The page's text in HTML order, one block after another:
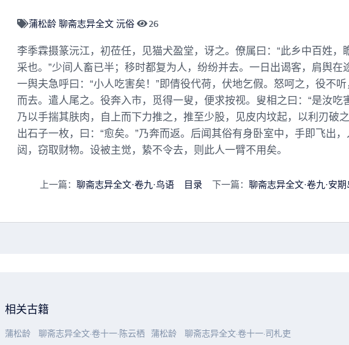
蒲松龄 聊斋志异全文 沅俗 26
李季霖摄篆沅江，初莅任，见猫犬盈堂，讶之。僚属曰：“此乡中百姓，
采也。”少间人畜已半；移时都复为人，纷纷并去。一日出谒客，肩舆在
一舆夫急呼曰：“小人吃害矣！”即倩役代荷，伏地乞假。怒呵之，役不
而去。遣人尾之。役奔入市，觅得一叟，便求按视。叟相之曰：“是汝吃
乃以手揣其肤肉，自上而下力推之，推至少股，见皮内坟起，以利刃破
出石子一枚，曰：“愈矣。”乃奔而返。后闻其俗有身卧室中，手即飞出，
闼，窃取财物。设被主觉，絷不令去，则此人一臂不用矣。
上一篇： 聊斋志异全文·卷九·鸟语 目录 下一篇： 聊斋志异全文·卷九·安期
相关古籍
蒲松龄 聊斋志异全文·卷十一·陈云栖 蒲松龄 聊斋志异全文·卷十一·司札吏